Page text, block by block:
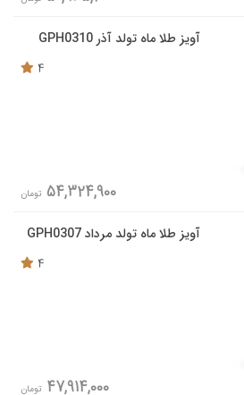
آویز طلا ماه تولد آذر GPH0310
4
54,324,900 تومان
آویز طلا ماه تولد مرداد GPH0307
4
47,914,000 تومان